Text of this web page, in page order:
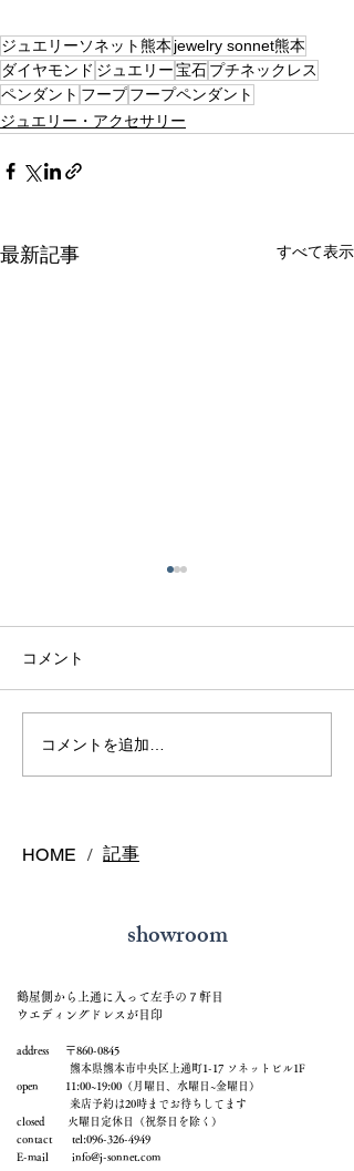
ジュエリーソネット熊本 jewelry sonnet熊本
ダイヤモンド ジュエリー宝石プチネックレス
ペンダント フープフープペンダント
ジュエリー・アクセサリー
最新記事 すべて表示
アクアマリンリング
コメント
コメントを追加…
HOME / 記事
showroom
鶴屋側から上通に入って左手の７軒目
ウエディングドレスが目印
address 〒860-0845
熊本県熊本市中央区上通町1-17 ソネットビル1F
open 11:00~19:00（月曜日、水曜日~金曜日）
来店予約は20時までお待ちしてます
closed 火曜日定休日（祝祭日を除く）
contact tel:096-326-4949
E-mail info@j-sonnet.com